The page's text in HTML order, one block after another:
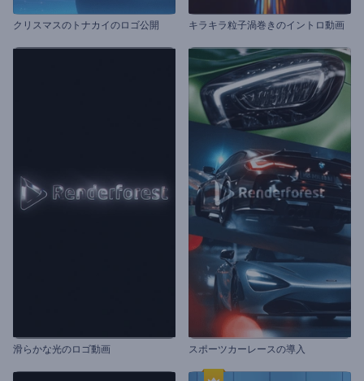
クリスマスのトナカイのロゴ公開 キラキラ粒子渦巻きのイントロ動画
滑らかな光のロゴ動画 スポーツカーレースの導入